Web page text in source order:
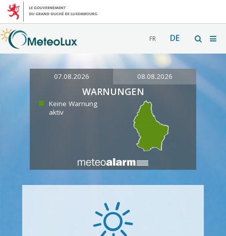
FR DE
07.08.2026 08.08.2026
WARNUNGEN
Keine Warnung
aktiv